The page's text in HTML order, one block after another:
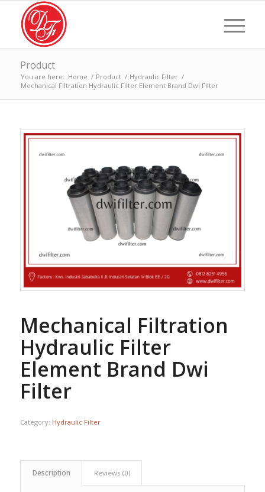
Product
You are here: Home / Product / Hydraulic Filter /
Mechanical Filtration Hydraulic Filter Element Brand Dwi Filter
Mechanical Filtration
Hydraulic Filter
Element Brand Dwi
Filter
Category: Hydraulic Filter
Description Reviews (0)